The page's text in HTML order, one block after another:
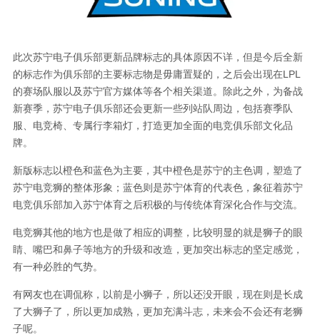
此次苏宁电子俱乐部更新品牌标志的具体原因不详，但是今后全新
的标志作为俱乐部的主要标志物是毋庸置疑的，之后会出现在LPL
的赛场队服以及苏宁官方媒体等各个相关渠道。除此之外，为备战
新赛季，苏宁电子俱乐部还会更新一些列站队周边，包括赛季队
服、电竞椅、专属行李箱灯，打造更加全面的电竞俱乐部文化品
牌。
新版标志以橙色和蓝色为主要，其中橙色是苏宁的主色调，塑造了
苏宁电竞狮的整体形象；蓝色则是苏宁体育的代表色，象征着苏宁
电竞俱乐部加入苏宁体育之后积极的与传统体育深化合作与交流。
电竞狮其他的地方也是做了相应的调整，比较明显的就是狮子的眼
睛、嘴巴和鼻子等地方的升级和改造，更加突出标志的坚定感觉，
有一种必胜的气势。
有网友也在调侃称，以前是小狮子，所以还没开眼，现在则是长成
了大狮子了，所以更加成熟，更加充满斗志，未来会不会还有老狮
子呢。